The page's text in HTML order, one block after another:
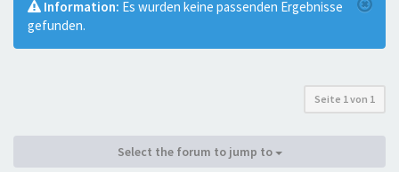
Information: Es wurden keine passenden Ergebnisse
gefunden.
Seite 1von 1
Select the forum to jump to